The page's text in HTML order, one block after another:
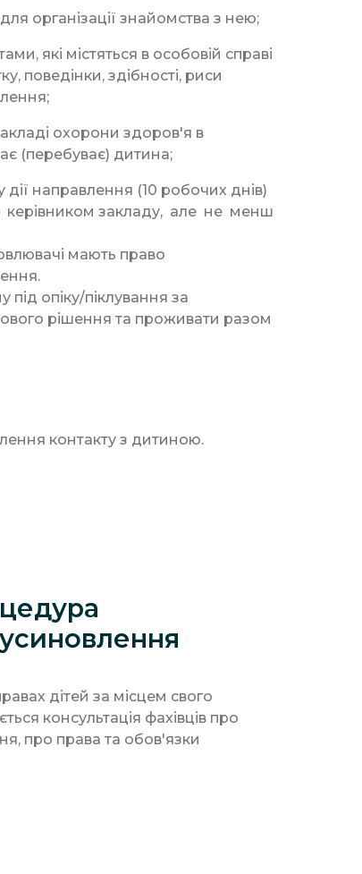
організації знайомства з нею;
які містяться в особовій справі
поведінки, здібності, риси
охорони здоров'я в
(перебуває) дитина;
направлення (10 робочих днів)
керівником закладу, але не менш
мають право
опіку/піклування за
рішення та проживати разом
контакту з дитиною.
дітей за місцем свого
консультація фахівців про
про права та обов'язки